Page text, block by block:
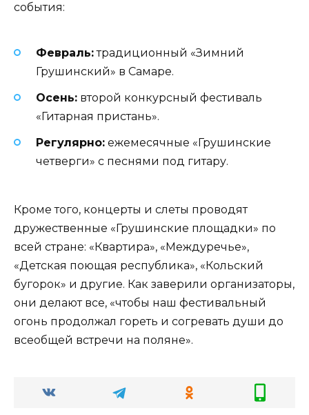
события:
Февраль:традиционный «Зимний
Грушинский» в Самаре.
Осень: второй конкурсный фестиваль
«Гитарная пристань».
Регулярно: ежемесячные «Грушинские
четверги» с песнями под гитару.
Кроме того, концерты и слеты проводят
дружественные «Грушинские площадки» по
всей стране: «Квартира», «Междуречье»,
«Детская поющая республика», «Кольский
бугорок» и другие. Как заверили организаторы,
они делают все, «чтобы наш фестивальный
огонь продолжал гореть и согревать души до
всеобщей встречи на поляне».